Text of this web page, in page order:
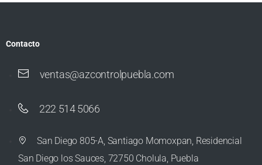
Contacto
ventas@azcontrolpuebla.com
222 514 5066
San Diego 805-A, Santiago Momoxpan, Residencial
San Diego los Sauces, 72750 Cholula, Puebla